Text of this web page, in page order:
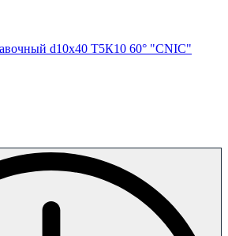
d10х40 Т5К10 60° "CNIC"